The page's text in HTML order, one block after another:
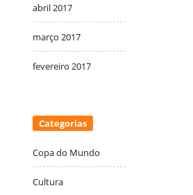
abril 2017
março 2017
fevereiro 2017
Categorias
Copa do Mundo
Cultura